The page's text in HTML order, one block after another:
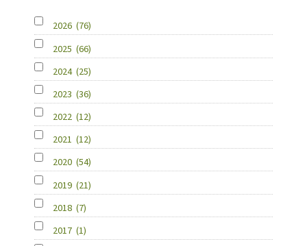
2026 (76)
2025 (66)
2024 (25)
2023 (36)
2022 (12)
2021 (12)
2020 (54)
2019 (21)
2018 (7)
2017 (1)